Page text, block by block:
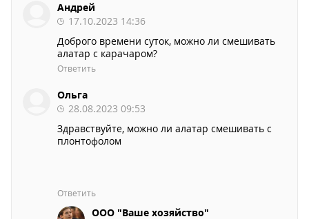
Андрей
17.10.2023 14:36
Доброго времени суток, можно ли смешивать
алатар с карачаром?
Ответить
Ольга
28.08.2023 09:53
Здравствуйте, можно ли алатар смешивать с
плонтофолом
Ответить
ООО "Ваше хозяйство"